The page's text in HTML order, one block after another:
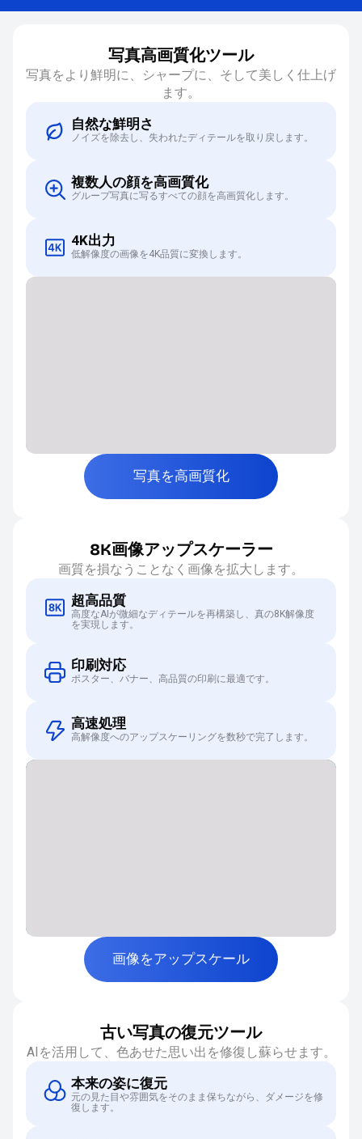
写真高画質化ツール
写真をより鮮明に、シャープに、そして美しく仕上げ
ます。
自然な鮮明さ
ノイズを除去し、失われたディテールを取り戻します。
複数人の顔を高画質化
グループ写真に写るすべての顔を高画質化します。
4K出力
低解像度の画像を4K品質に変換します。
写真を高画質化
8K画像アップスケーラー
画質を損なうことなく画像を拡大します。
超高品質
高度なAIが微細なディテールを再構築し、真の8K解像度
を実現します。
印刷対応
ポスター、バナー、高品質の印刷に最適です。
高速処理
高解像度へのアップスケーリングを数秒で完了します。
画像をアップスケール
古い写真の復元ツール
AIを活用して、色あせた思い出を修復し蘇らせます。
本来の姿に復元
元の見た目や雰囲気をそのまま保ちながら、ダメージを修
復します。